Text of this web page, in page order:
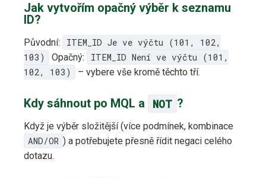
Jak vytvořím opačný výběr k seznamu
ID?
Původní:
ITEM_ID Je ve výčtu (101, 102,
103)
Opačný:
ITEM_ID Není ve výčtu (101,
102, 103)
– vybere vše kromě těchto tří.
Kdy sáhnout po MQL a NOT ?
Když je výběr složitější (více podmínek, kombinace
AND/OR ) a potřebujete přesně řídit negaci celého
dotazu.